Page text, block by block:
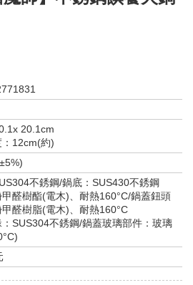
20.1cm
12cm(約)
不銹鋼/鍋底：SUS430不銹鋼
醛樹酯(電木)、耐熱160°C/鍋蓋鈕頭
醛樹脂(電木)、耐熱160°C
SUS304不銹鋼/鍋蓋玻璃部件：玻璃